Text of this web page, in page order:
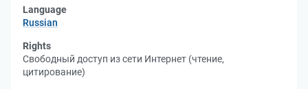
Language
Russian
Rights
Свободный доступ из сети Интернет (чтение,
цитирование)